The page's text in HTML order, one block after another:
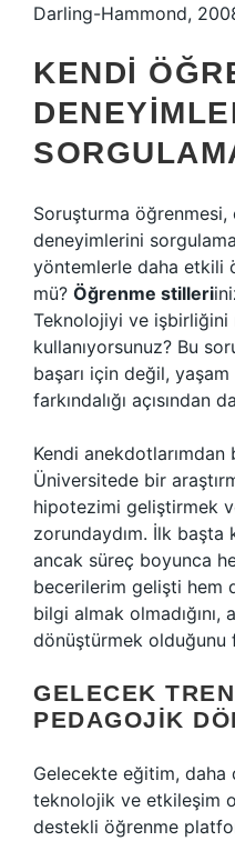
Darling-Hammond,
KENDI
Soruşturma
deneyimlerini
yöntemlerle daha etkili
mü? Öğrenme stilleri
Teknolojiyi ve işbirliğini
kullanıyorsunuz? Bu
başarı için değil,
farkındalığı açısından
Kendi
Üniversitede bir
hipotezimi geliştirmek
zorundaydım. İlk başta
ancak süreç boyunca
becerilerim gelişti hem
bilgi almak
dönüştürmek olduğunu
GELECEK
PEDAGOJIK
Gelecekte eğitim, daha
teknolojik ve etkileşim
destekli öğrenme